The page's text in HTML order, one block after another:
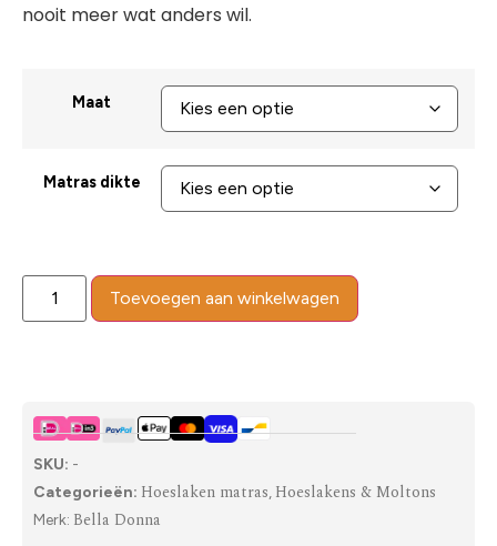
nooit meer wat anders wil.
Maat
Matras dikte
Toevoegen aan winkelwagen
SKU: -
Categorieën: Hoeslaken matras, Hoeslakens & Moltons
Merk: Bella Donna